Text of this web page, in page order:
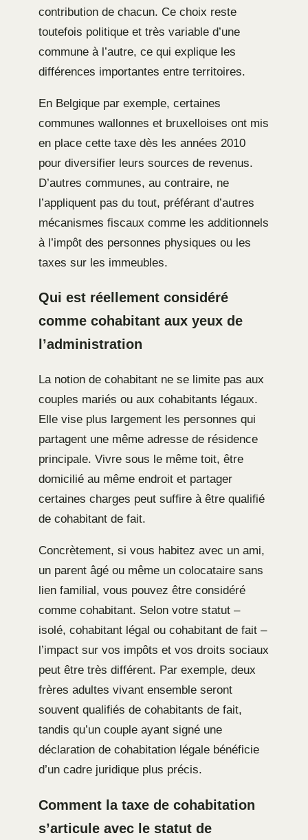
contribution de chacun. Ce choix reste
toutefois politique et très variable d’une
commune à l’autre, ce qui explique les
différences importantes entre territoires.
En Belgique par exemple, certaines
communes wallonnes et bruxelloises ont mis
en place cette taxe dès les années 2010
pour diversifier leurs sources de revenus.
D’autres communes, au contraire, ne
l’appliquent pas du tout, préférant d’autres
mécanismes fiscaux comme les additionnels
à l’impôt des personnes physiques ou les
taxes sur les immeubles.
Qui est réellement considéré
comme cohabitant aux yeux de
l’administration
La notion de cohabitant ne se limite pas aux
couples mariés ou aux cohabitants légaux.
Elle vise plus largement les personnes qui
partagent une même adresse de résidence
principale. Vivre sous le même toit, être
domicilié au même endroit et partager
certaines charges peut suffire à être qualifié
de cohabitant de fait.
Concrètement, si vous habitez avec un ami,
un parent âgé ou même un colocataire sans
lien familial, vous pouvez être considéré
comme cohabitant. Selon votre statut –
isolé, cohabitant légal ou cohabitant de fait –
l’impact sur vos impôts et vos droits sociaux
peut être très différent. Par exemple, deux
frères adultes vivant ensemble seront
souvent qualifiés de cohabitants de fait,
tandis qu’un couple ayant signé une
déclaration de cohabitation légale bénéficie
d’un cadre juridique plus précis.
Comment la taxe de cohabitation
s’articule avec le statut de